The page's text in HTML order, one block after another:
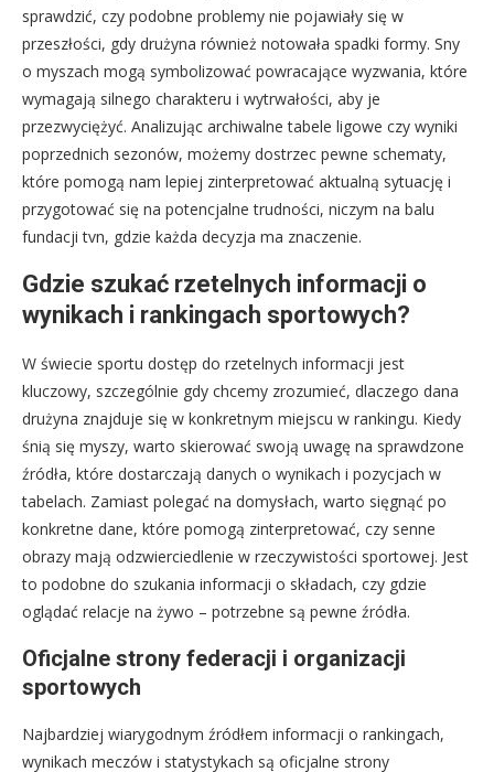
sprawdzić, czy podobne problemy nie pojawiały się w
przeszłości, gdy drużyna również notowała spadki formy. Sny
o myszach mogą symbolizować powracające wyzwania, które
wymagają silnego charakteru i wytrwałości, aby je
przezwyciężyć. Analizując archiwalne tabele ligowe czy wyniki
poprzednich sezonów, możemy dostrzec pewne schematy,
które pomogą nam lepiej zinterpretować aktualną sytuację i
przygotować się na potencjalne trudności, niczym na balu
fundacji tvn, gdzie każda decyzja ma znaczenie.
Gdzie szukać rzetelnych informacji o
wynikach i rankingach sportowych?
W świecie sportu dostęp do rzetelnych informacji jest
kluczowy, szczególnie gdy chcemy zrozumieć, dlaczego dana
drużyna znajduje się w konkretnym miejscu w rankingu. Kiedy
śnią się myszy, warto skierować swoją uwagę na sprawdzone
źródła, które dostarczają danych o wynikach i pozycjach w
tabelach. Zamiast polegać na domysłach, warto sięgnąć po
konkretne dane, które pomogą zinterpretować, czy senne
obrazy mają odzwierciedlenie w rzeczywistości sportowej. Jest
to podobne do szukania informacji o składach, czy gdzie
oglądać relacje na żywo – potrzebne są pewne źródła.
Oficjalne strony federacji i organizacji
sportowych
Najbardziej wiarygodnym źródłem informacji o rankingach,
wynikach meczów i statystykach są oficjalne strony